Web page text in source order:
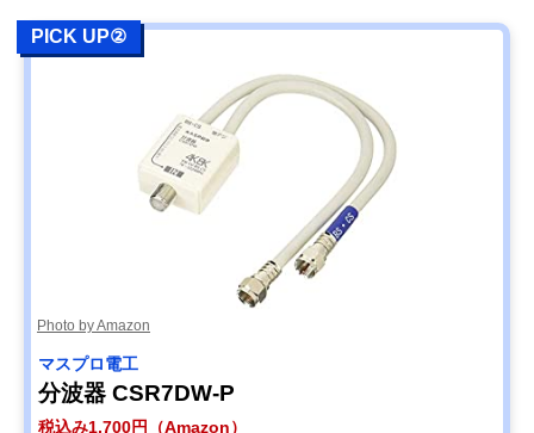
PICK UP②
Photo by Amazon
マスプロ電工
分波器 CSR7DW-P
税込み1,700円（Amazon）